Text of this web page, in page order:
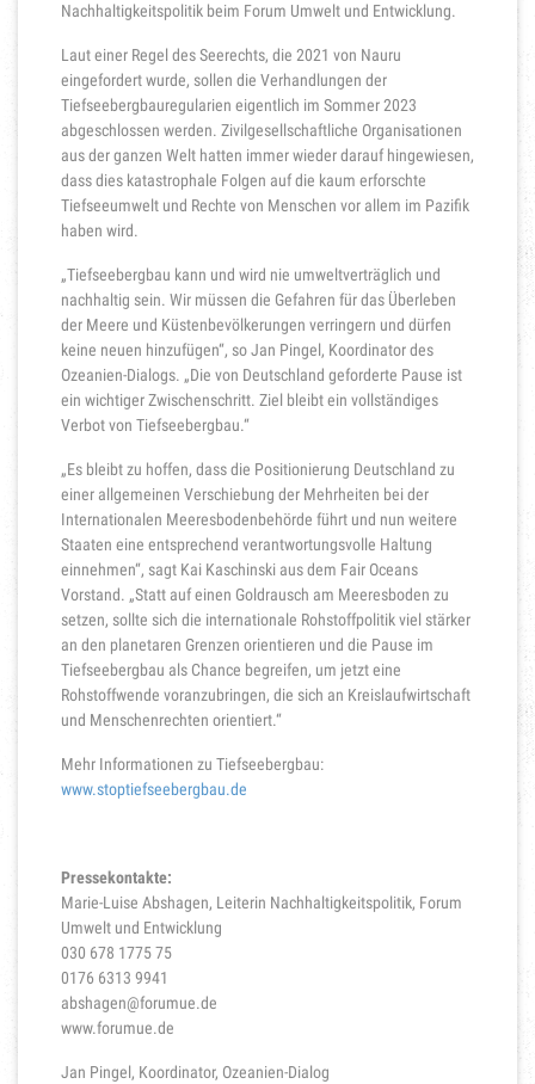
Nachhaltigkeitspolitik beim Forum Umwelt und Entwicklung.
Laut einer Regel des Seerechts, die 2021 von Nauru
eingefordert wurde, sollen die Verhandlungen der
Tiefseebergbauregularien eigentlich im Sommer 2023
abgeschlossen werden. Zivilgesellschaftliche Organisationen
aus der ganzen Welt hatten immer wieder darauf hingewiesen,
dass dies katastrophale Folgen auf die kaum erforschte
Tiefseeumwelt und Rechte von Menschen vor allem im Pazifik
haben wird.
„Tiefseebergbau kann und wird nie umweltverträglich und
nachhaltig sein. Wir müssen die Gefahren für das Überleben
der Meere und Küstenbevölkerungen verringern und dürfen
keine neuen hinzufügen“, so Jan Pingel, Koordinator des
Ozeanien-Dialogs. „Die von Deutschland geforderte Pause ist
ein wichtiger Zwischenschritt. Ziel bleibt ein vollständiges
Verbot von Tiefseebergbau.“
„Es bleibt zu hoffen, dass die Positionierung Deutschland zu
einer allgemeinen Verschiebung der Mehrheiten bei der
Internationalen Meeresbodenbehörde führt und nun weitere
Staaten eine entsprechend verantwortungsvolle Haltung
einnehmen“, sagt Kai Kaschinski aus dem Fair Oceans
Vorstand. „Statt auf einen Goldrausch am Meeresboden zu
setzen, sollte sich die internationale Rohstoffpolitik viel stärker
an den planetaren Grenzen orientieren und die Pause im
Tiefseebergbau als Chance begreifen, um jetzt eine
Rohstoffwende voranzubringen, die sich an Kreislaufwirtschaft
und Menschenrechten orientiert.“
Mehr Informationen zu Tiefseebergbau:
www.stoptiefseebergbau.de
Pressekontakte:
Marie-Luise Abshagen, Leiterin Nachhaltigkeitspolitik, Forum
Umwelt und Entwicklung
030 678 1775 75
0176 6313 9941
abshagen@forumue.de
www.forumue.de
Jan Pingel, Koordinator, Ozeanien-Dialog